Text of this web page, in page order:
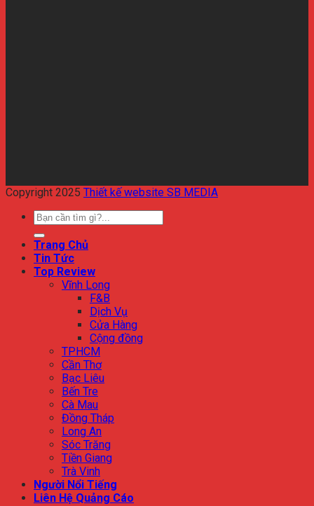
Copyright 2025 Thiết kế website SB MEDIA
Trang Chủ
Tin Tức
Top Review
Vĩnh Long
F&B
Dịch Vụ
Cửa Hàng
Cộng đồng
TPHCM
Cần Thơ
Bạc Liêu
Bến Tre
Cà Mau
Đồng Tháp
Long An
Sóc Trăng
Tiền Giang
Trà Vinh
Người Nổi Tiếng
Liên Hệ Quảng Cáo